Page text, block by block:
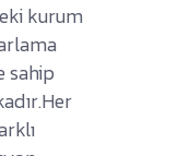
kurum
sahip